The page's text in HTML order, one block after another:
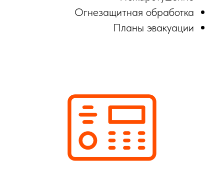
Огнезащитная обработка
Планы эвакуации